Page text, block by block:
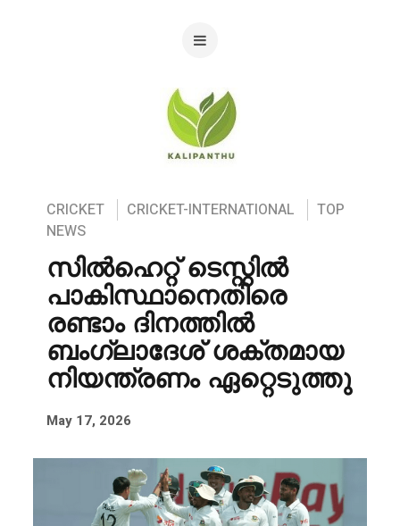
CRICKET CRICKET-INTERNATIONAL
TOP
NEWS
സിൽഹെറ്റ് ടെസ്റ്റിൽ
പാകിസ്ഥാനെതിരെ
രണ്ടാം ദിനത്തിൽ
ബംഗ്ലാദേശ് ശക്തമായ
നിയന്ത്രണം ഏറ്റെടുത്തു
May 17, 2026